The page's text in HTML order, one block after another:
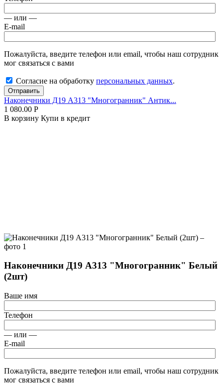
— или —
E-mail
Пожалуйста, введите телефон или email, чтобы наш сотрудник
мог связаться с вами
Согласие на обработку персональных данных.
Отправить
Наконечники Д19 А313 "Многогранник" Антик...
1 080.00 Р
В корзину Купи в кредит
Наконечники Д19 А313 "Многогранник" Белый
(2шт)
Ваше имя
Телефон
— или —
E-mail
Пожалуйста, введите телефон или email, чтобы наш сотрудник
мог связаться с вами